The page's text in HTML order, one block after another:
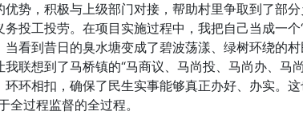
势，积极与上级部门对接，帮助村里争取到了部
投工投劳。在项目实施过程中，我把自己当成一个
看到昔日的臭水塘变成了碧波荡漾、绿树环绕的
联想到了马桥镇的“马商议、马尚投、马尚办、马
环相扣，确保了民生实事能够真正办好、办实。
过程监督的全过程。